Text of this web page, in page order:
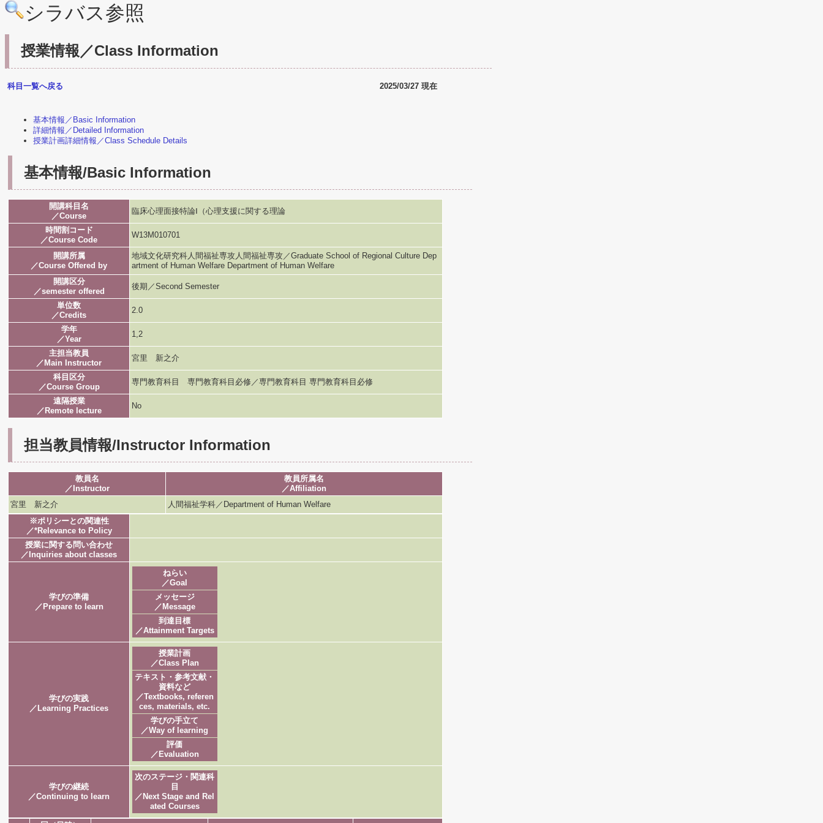
シラバス参照
授業情報／Class Information
科目一覧へ戻る 2025/03/27 現在
基本情報／Basic Information
詳細情報／Detailed Information
授業計画詳細情報／Class Schedule Details
基本情報/Basic Information
開講科目名
／Course
臨床心理面接特論Ⅰ（心理支援に関する理論
時間割コード
／Course Code
W13M010701
開講所属
／Course Offered by
地域文化研究科人間福祉専攻人間福祉専攻／Graduate School of Regional Culture Dep
artment of Human Welfare Department of Human Welfare
開講区分
／semester offered
後期／Second Semester
単位数
／Credits
2.0
学年
／Year
1,2
主担当教員
／Main Instructor
宮里 新之介
科目区分
／Course Group
専門教育科目 専門教育科目必修／専門教育科目 専門教育科目必修
遠隔授業
／Remote lecture
No
担当教員情報/Instructor Information
教員名
／Instructor
教員所属名
／Affiliation
宮里 新之介
人間福祉学科／Department of Human Welfare
※ポリシーとの関連性
／*Relevance to Policy
授業に関する問い合わせ
／Inquiries about classes
学びの準備
／Prepare to learn
ねらい
／Goal
メッセージ
／Message
到達目標
／Attainment Targets
学びの実践
／Learning Practices
授業計画
／Class Plan
テキスト・参考文献・
資料など
／Textbooks, referen
ces, materials, etc.
学びの手立て
／Way of learning
評価
／Evaluation
学びの継続
／Continuing to learn
次のステージ・関連科
目
／Next Stage and Rel
ated Courses